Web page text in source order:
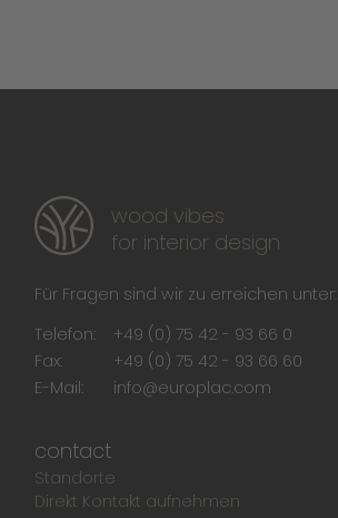
wood vibes
for interior design
Für Fragen sind wir zu erreichen unter:
Telefon:
+49 (0) 75 42 - 93 66 0
Fax:
+49 (0) 75 42 - 93 66 60
E-Mail:
info@europlac.com
contact
Standorte
Direkt Kontakt aufnehmen